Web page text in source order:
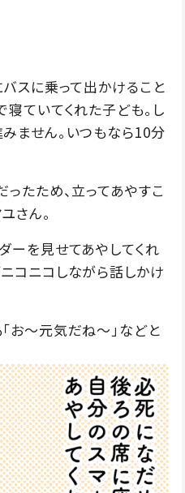
スに乗って出かけること
ていてくれた子ども。し
ません。いつもなら10分
たため、立ってあやすこ
さん。
ーを見せてあやしてくれ
コニコしながら話しかけ
お～元気だね～」などと